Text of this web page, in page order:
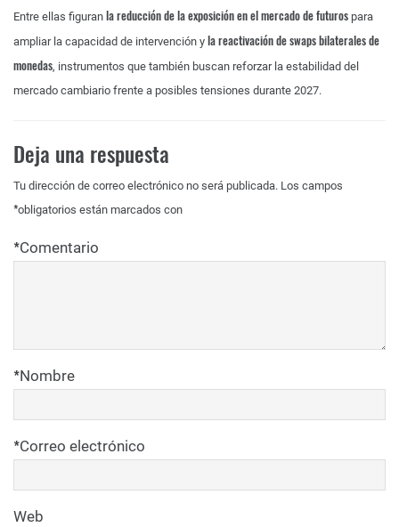
Entre ellas figuran la reducción de la exposición en el mercado de futuros para
ampliar la capacidad de intervención y la reactivación de swaps bilaterales de
monedas, instrumentos que también buscan reforzar la estabilidad del
mercado cambiario frente a posibles tensiones durante 2027.
Deja una respuesta
Tu dirección de correo electrónico no será publicada. Los campos
obligatorios están marcados con
*
Comentario
*
Nombre
*
Correo electrónico
*
Web